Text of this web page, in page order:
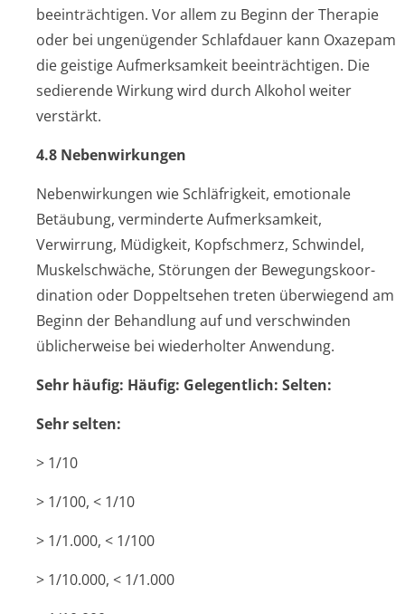
beeinträchtigen. Vor allem zu Beginn der Therapie
oder bei ungenügender Schlafdauer kann Oxazepam
die geistige Aufmerksamkeit beeinträchtigen. Die
sedierende Wirkung wird durch Alkohol weiter
verstärkt.
4.8 Nebenwirkun­gen
Nebenwirkungen wie Schläfrigkeit, emotionale
Betäubung, verminderte Aufmerksamkeit,
Verwirrung, Müdigkeit, Kopfschmerz, Schwindel,
Muskelschwäche, Störungen der Bewegungskoor­
dination oder Doppeltsehen treten überwiegend am
Beginn der Behandlung auf und verschwinden
üblicherweise bei wiederholter Anwendung.
Sehr häufig: Häufig: Gelegentlich: Selten:
Sehr selten:
> 1/10
> 1/100, < 1/10
> 1/1.000, < 1/100
> 1/10.000, < 1/1.000